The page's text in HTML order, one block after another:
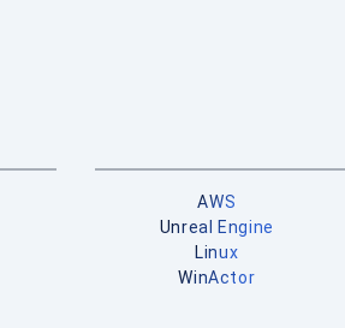
AWS
Unreal Engine
Linux
WinActor